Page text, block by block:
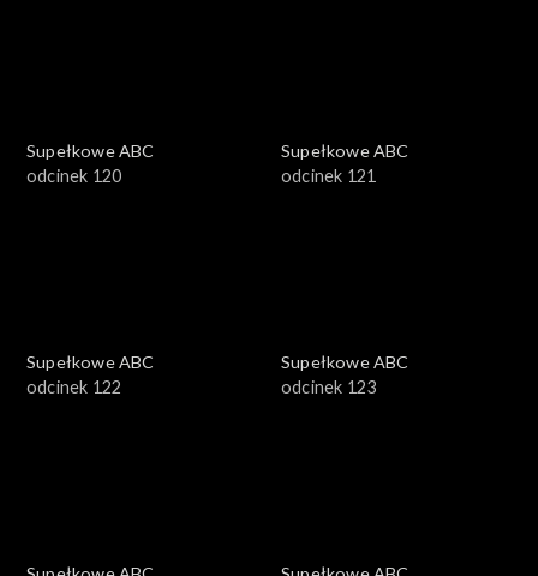
Supełkowe ABC
odcinek 120
Supełkowe ABC
odcinek 121
Supełkowe ABC
odcinek 122
Supełkowe ABC
odcinek 123